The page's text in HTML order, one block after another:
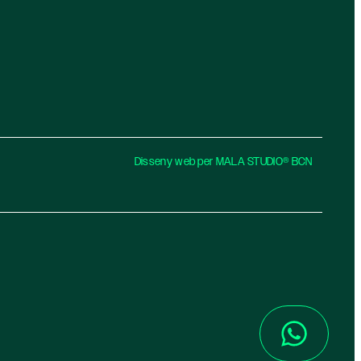
Disseny web per MALA STUDIO® BCN